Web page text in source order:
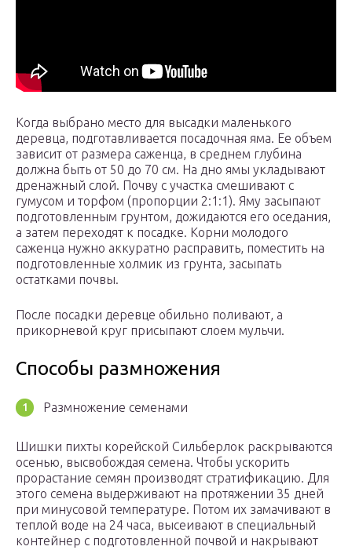
Когда выбрано место для высадки маленького
деревца, подготавливается посадочная яма. Ее объем
зависит от размера саженца, в среднем глубина
должна быть от 50 до 70 см. На дно ямы укладывают
дренажный слой. Почву с участка смешивают с
гумусом и торфом (пропорции 2:1:1). Яму засыпают
подготовленным грунтом, дожидаются его оседания,
а затем переходят к посадке. Корни молодого
саженца нужно аккуратно расправить, поместить на
подготовленные холмик из грунта, засыпать
остатками почвы.
После посадки деревце обильно поливают, а
прикорневой круг присыпают слоем мульчи.
Способы размножения
Размножение семенами
Шишки пихты корейской Сильберлок раскрываются
осенью, высвобождая семена. Чтобы ускорить
прорастание семян производят стратификацию. Для
этого семена выдерживают на протяжении 35 дней
при минусовой температуре. Потом их замачивают в
теплой воде на 24 часа, высеивают в специальный
контейнер с подготовленной почвой и накрывают